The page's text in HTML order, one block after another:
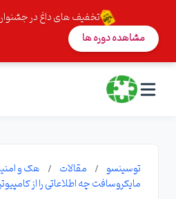
تخفیف های داغ در
مشاهده دوره ها
توسینسو مقالات
هک و
مایکروسافت چه اطلاعاتی را از